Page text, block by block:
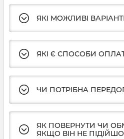
ЯКІ МОЖЛИВІ
ЯКІ Є СПОСОБИ
ЧИ ПОТРІБНА
ЯК ПОВЕРНУТИ ЧИ
ЯКЩО ВІН НЕ